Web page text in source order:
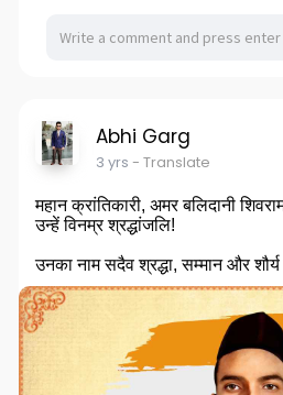
Abhi Garg
3 yrs - Translate
महान क्रांतिकारी, अमर बलिदानी
उन्हें विनम्र श्रद्धांजलि!
उनका नाम सदैव श्रद्धा, सम्मान और